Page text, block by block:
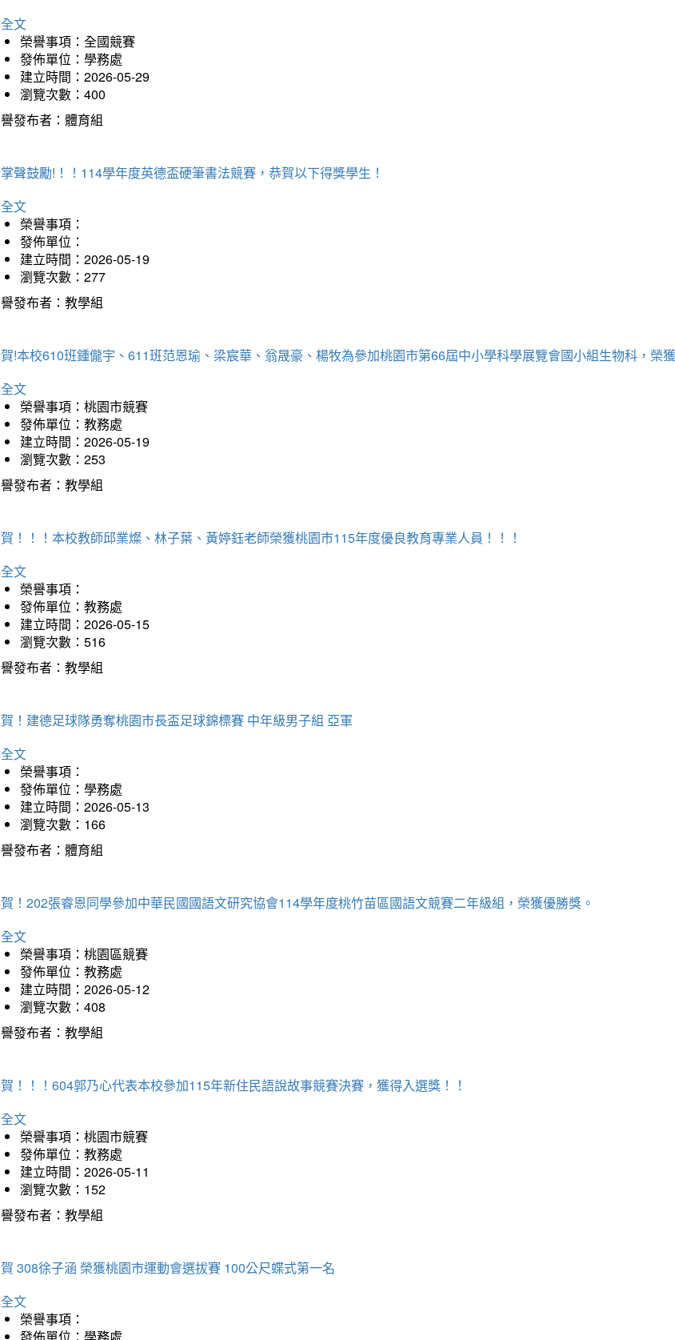
文
榮譽事項：全國競賽
發佈單位：學務處
建立時間：2026-05-29
瀏覽次數：400
發布者：體育組
聲鼓勵!！！114學年度英德盃硬筆書法競賽，恭賀以下得獎學生！
文
榮譽事項：
發佈單位：
建立時間：2026-05-19
瀏覽次數：277
發布者：教學組
!本校610班鍾儱宇、611班范恩瑜、梁宸華、翁晟豪、楊牧為參加桃園市第66屆中小學科學展覽會國小組生物科，榮
文
榮譽事項：桃園市競賽
發佈單位：教務處
建立時間：2026-05-19
瀏覽次數：253
發布者：教學組
！！！本校教師邱業燦、林子葉、黃婷鈺老師榮獲桃園市115年度優良教育專業人員！！！
文
榮譽事項：
發佈單位：教務處
建立時間：2026-05-15
瀏覽次數：516
發布者：教學組
！建德足球隊勇奪桃園市長盃足球錦標賽 中年級男子組 亞軍
文
榮譽事項：
發佈單位：學務處
建立時間：2026-05-13
瀏覽次數：166
發布者：體育組
！202張睿恩同學參加中華民國國語文研究協會114學年度桃竹苗區國語文競賽二年級組，榮獲優勝獎。
文
榮譽事項：桃園區競賽
發佈單位：教務處
建立時間：2026-05-12
瀏覽次數：408
發布者：教學組
！！！604郭乃心代表本校參加115年新住民語說故事競賽決賽，獲得入選獎！！
文
榮譽事項：桃園市競賽
發佈單位：教務處
建立時間：2026-05-11
瀏覽次數：152
發布者：教學組
308徐子涵 榮獲桃園市運動會選拔賽 100公尺蝶式第一名
文
榮譽事項：